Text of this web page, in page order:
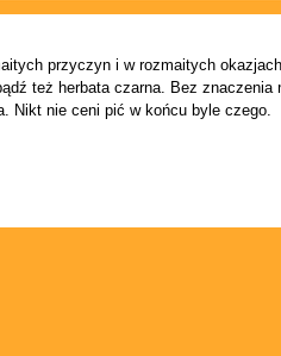
przyczyn i w rozmaitych
też herbata czarna. Bez
Nikt nie ceni pić w końcu byle czego.